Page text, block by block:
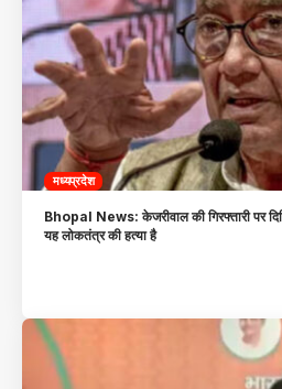
मध्यप्रदेश
Bhopal News: केजरीवाल की गिरफ्तारी पर
यह लोकतंत्र की हत्या है